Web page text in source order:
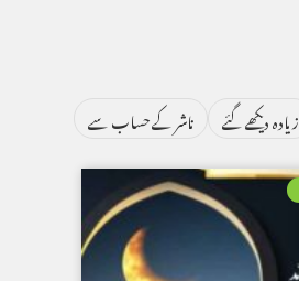
زیادہ دیکھے گئے ناشر کے حساب سے